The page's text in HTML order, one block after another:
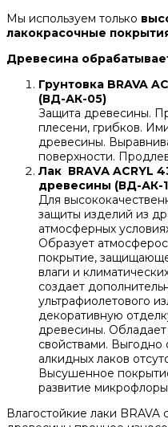
Мы используем только
лакокрасочные
Древесина
Грунтовка BRAVA
(ВД-АК-05)
Защита древесины.
плесени, грибков.
древесины.
поверхности.
Лак ВRАVА ACRYL
древесины (ВД-АК-
Для
защиты изделий из
атмосферных
Образует
покрытие,
влаги и
создает
ультрафиолетового
декоративную
древесины.
свойствами. Выгодно
алкидных лаков
Высушенное
развитие
Влагостойкие лаки BRAVA